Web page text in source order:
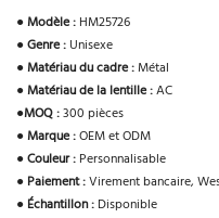
●Modèle : HM25726
●Genre : Unisexe
●Matériau du cadre :Métal
●Matériau de la lentille :AC
●MOQ :300 pièces
●Marque :OEM et ODM
●Couleur : Personnalisable
● Paiement :Virement bancaire,
● Échantillon : Disponible